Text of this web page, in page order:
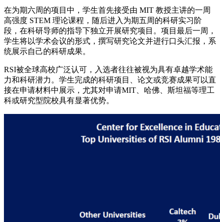
在为期六周的项目中，学生首先接受由 MIT 教授主讲的一周
高强度 STEM 理论课程，随后进入为期五周的科研实习阶
段，在科研导师的指导下独立开展研究项目。项目最后一周，
学生将以学术会议的形式，撰写研究论文并进行口头汇报，系
统展示自己的科研成果。
RSI被全球高校广泛认可，入选者往往被视为具有卓越学术能
力和科研潜力。学生完成的科研项目、论文或竞赛成果可以直
接在申请材料中展示，尤其对申请MIT、哈佛、斯坦福等理工
科或研究型院校具有显著优势。